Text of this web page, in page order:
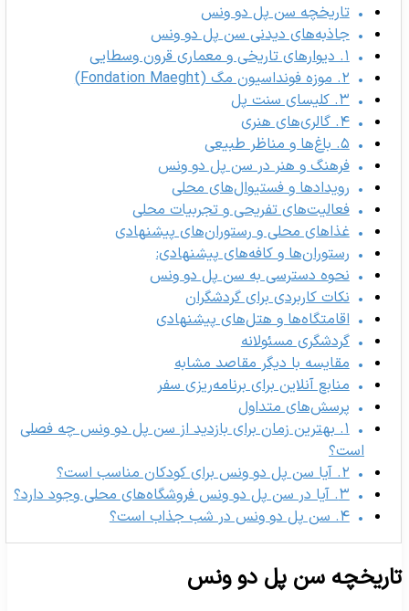
تاریخچه سن پل دو ونس
جاذبه‌های دیدنی سن پل دو ونس
۱. دیوارهای تاریخی و معماری قرون وسطایی
۲. موزه فونداسیون مگ (Fondation Maeght)
۳. کلیسای سنت پل
۴. گالری‌های هنری
۵. باغ‌ها و مناظر طبیعی
فرهنگ و هنر در سن پل دو ونس
رویدادها و فستیوال‌های محلی
فعالیت‌های تفریحی و تجربیات محلی
غذاهای محلی و رستوران‌های پیشنهادی
رستوران‌ها و کافه‌های پیشنهادی:
نحوه دسترسی به سن پل دو ونس
نکات کاربردی برای گردشگران
اقامتگاه‌ها و هتل‌های پیشنهادی
گردشگری مسئولانه
مقایسه با دیگر مقاصد مشابه
منابع آنلاین برای برنامه‌ریزی سفر
پرسش‌های متداول
۱. بهترین زمان برای بازدید از سن پل دو ونس چه فصلی
است؟
۲. آیا سن پل دو ونس برای کودکان مناسب است؟
۳. آیا در سن پل دو ونس فروشگاه‌های محلی وجود دارد؟
۴. سن پل دو ونس در شب جذاب است؟
سن پل دو ونس